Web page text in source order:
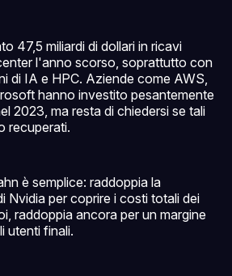
47,5 miliardi di dollari in ricavi
l'anno scorso, soprattutto con
di IA e HPC. Aziende come AWS,
hanno investito pesantemente
2023, ma resta di chiedersi se tali
recuperati.
è semplice: raddoppia la
Nvidia per coprire i costi totali dei
raddoppia ancora per un margine
utenti finali.